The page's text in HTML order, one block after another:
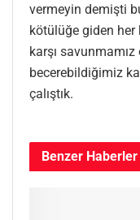
vermeyin demişti
kötülüğe giden her
karşı
becerebildiğimiz
çalıştık.
Benzer Haberler